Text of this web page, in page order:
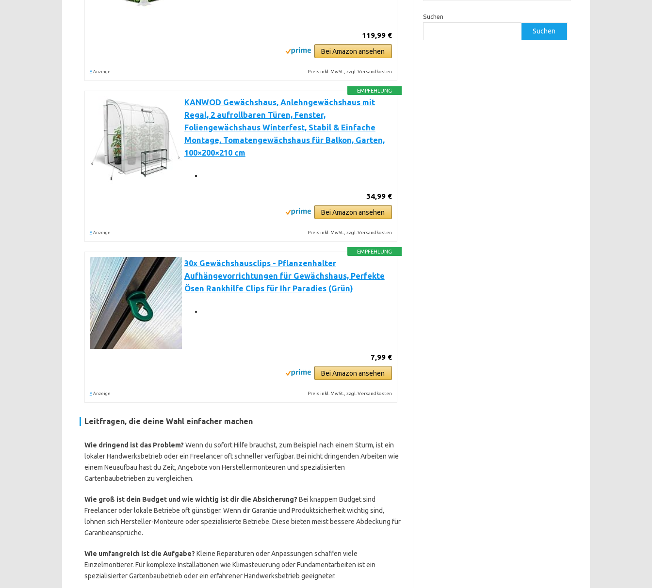
119,99 €
Bei Amazon ansehen
* Anzeige Preis inkl. MwSt., zzgl. Versandkosten
EMPFEHLUNG
KANWOD Gewächshaus, Anlehngewächshaus mit
Regal, 2 aufrollbaren Türen, Fenster,
Foliengewächshaus Winterfest, Stabil & Einfache
Montage, Tomatengewächshaus für Balkon, Garten,
100×200×210 cm
34,99 €
Bei Amazon ansehen
* Anzeige Preis inkl. MwSt., zzgl. Versandkosten
EMPFEHLUNG
30x Gewächshausclips - Pflanzenhalter
Aufhängevorrichtungen für Gewächshaus, Perfekte
Ösen Rankhilfe Clips für Ihr Paradies (Grün)
7,99 €
Bei Amazon ansehen
* Anzeige Preis inkl. MwSt., zzgl. Versandkosten
Leitfragen, die deine Wahl einfacher machen
Wie dringend ist das Problem? Wenn du sofort Hilfe brauchst, zum Beispiel nach einem Sturm, ist ein
lokaler Handwerksbetrieb oder ein Freelancer oft schneller verfügbar. Bei nicht dringenden Arbeiten wie
einem Neuaufbau hast du Zeit, Angebote von Herstellermonteuren und spezialisierten
Gartenbaubetrieben zu vergleichen.
Wie groß ist dein Budget und wie wichtig ist dir die Absicherung? Bei knappem Budget sind
Freelancer oder lokale Betriebe oft günstiger. Wenn dir Garantie und Produktsicherheit wichtig sind,
lohnen sich Hersteller-Monteure oder spezialisierte Betriebe. Diese bieten meist bessere Abdeckung für
Garantieansprüche.
Wie umfangreich ist die Aufgabe? Kleine Reparaturen oder Anpassungen schaffen viele
Einzelmontierer. Für komplexe Installationen wie Klimasteuerung oder Fundamentarbeiten ist ein
spezialisierter Gartenbaubetrieb oder ein erfahrener Handwerksbetrieb geeigneter.
Suchen
Suchen